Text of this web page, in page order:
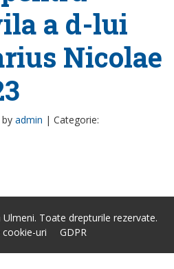
a d-lui
Nicolae
by admin | Categorie:
Toate drepturile rezervate.
cookie-uri
GDPR